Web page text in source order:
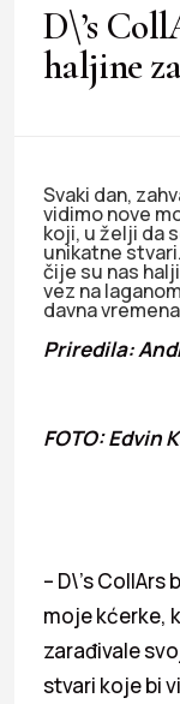
D\’s
haljine
Svaki dan,
vidimo nove
koji, u želji da
unikatne
čije su nas
vez na
davna
Priredila:
FOTO: Edvin
– D\’s
moje kćerke,
zarađivale
stvari koje bi